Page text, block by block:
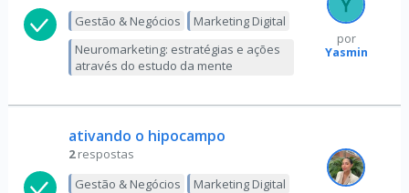
Gestão & Negócios
Marketing Digital
Neuromarketing: estratégias e ações
através do estudo da mente
por
Yasmin
ativando o hipocampo
2 respostas
Gestão & Negócios
Marketing Digital